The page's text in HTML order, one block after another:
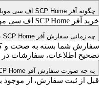
چگونه آفر SCP Home اف سی موبایل خریداری کنم ؟
خرید آفر SCP Home اف سی موبایل از موجوجم بسیار آسان است. به راحتی با کلیک بر روی صفحه
چه زمانی سفارش آفر SCP Home به دستم میرسد؟
سفارش شما بسته به صحت و
تصحیح اطلاعات، سفارشات در
به چه صورت سفارش آفر SCP Home اف سی موبایل زیر یک ساعت انجام میشود؟
قبل از ثبت سفارش، از موجود